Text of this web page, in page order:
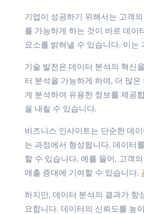
기업이 성공하기 위해서는 고객
를 가능하게 하는 것이 바로 데이
요소를 밝혀낼 수 있습니다. 이는
기술 발전은 데이터 분석의 혁신
터 분석을 가능하게 하여, 더 많
게 분석하여 유용한 정보를 제공
을 내릴 수 있습니다.
비즈니스 인사이트는 단순한 데
는 과정에서 형성됩니다. 데이터
할 수 있습니다. 예를 들어, 고객
매출 증대에 기여할 수 있습니다.
하지만, 데이터 분석의 결과가 항
요합니다. 데이터의 신뢰도를 높